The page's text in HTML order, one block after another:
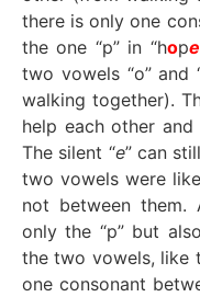
there is only one
the one “p” in “hope
two vowels “o” and
walking together).
help each other
The silent “e” can
two vowels were
not between them.
only the “p” but
the two vowels, like
one consonant